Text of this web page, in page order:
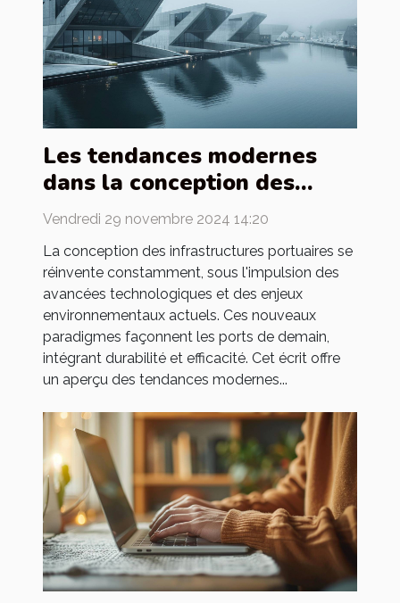
Les tendances modernes
dans la conception des
ouvrages portuaires
Vendredi 29 novembre 2024 14:20
La conception des infrastructures portuaires se
réinvente constamment, sous l'impulsion des
avancées technologiques et des enjeux
environnementaux actuels. Ces nouveaux
paradigmes façonnent les ports de demain,
intégrant durabilité et efficacité. Cet écrit offre
un aperçu des tendances modernes...